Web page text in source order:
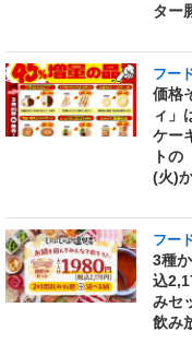
ター
フー
価格
ィ」
ケー
トの
(火)
フー
3種
込
みセ
飲み